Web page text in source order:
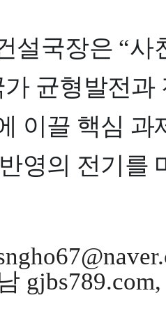
설국장은 “사
가 균형발전과
이끌 핵심 과
영의 전기를